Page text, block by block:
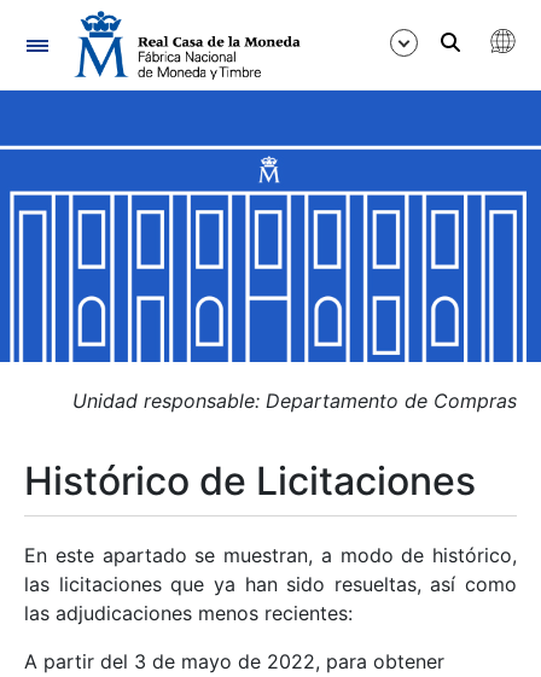
Navegación
Mostrar/Ocultar
Mostrar/Ocultar
Mostrar/Ocultar
Mostrar/Ocultar
Mostrar/Ocultar
Unidad responsable: Departamento de Compras
Histórico de Licitaciones
En este apartado se muestran, a modo de histórico,
las licitaciones que ya han sido resueltas, así como
las adjudicaciones menos recientes:
A partir del 3 de mayo de 2022, para obtener